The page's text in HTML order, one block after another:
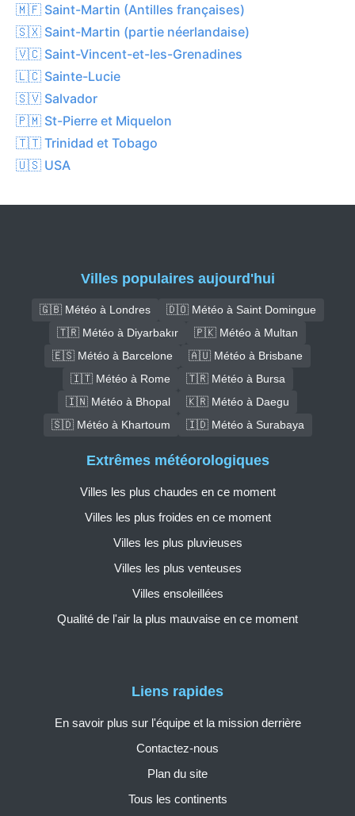
🇲🇫 Saint-Martin (Antilles françaises)
🇸🇽 Saint-Martin (partie néerlandaise)
🇻🇨 Saint-Vincent-et-les-Grenadines
🇱🇨 Sainte-Lucie
🇸🇻 Salvador
🇵🇲 St-Pierre et Miquelon
🇹🇹 Trinidad et Tobago
🇺🇸 USA
Villes populaires aujourd'hui
🇬🇧 Météo à Londres
🇩🇴 Météo à Saint Domingue
🇹🇷 Météo à Diyarbakır
🇵🇰 Météo à Multan
🇪🇸 Météo à Barcelone
🇦🇺 Météo à Brisbane
🇮🇹 Météo à Rome
🇹🇷 Météo à Bursa
🇮🇳 Météo à Bhopal
🇰🇷 Météo à Daegu
🇸🇩 Météo à Khartoum
🇮🇩 Météo à Surabaya
Liens rapides
En savoir plus sur l'équipe et la mission derrière
Contactez-nous
Plan du site
Tous les continents
Extrêmes météorologiques
Villes les plus chaudes en ce moment
Villes les plus froides en ce moment
Villes les plus pluvieuses
Villes les plus venteuses
Villes ensoleillées
Qualité de l'air la plus mauvaise en ce moment